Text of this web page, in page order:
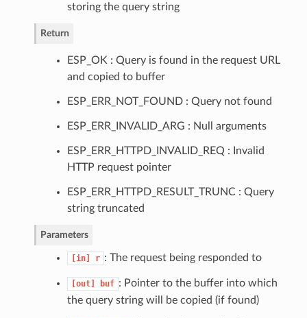
storing the query string
Return
ESP_OK : Query is found in the request URL
and copied to buffer
ESP_ERR_NOT_FOUND : Query not found
ESP_ERR_INVALID_ARG : Null arguments
ESP_ERR_HTTPD_INVALID_REQ : Invalid
HTTP request pointer
ESP_ERR_HTTPD_RESULT_TRUNC : Query
string truncated
Parameters
[in] r : The request being responded to
[out] buf : Pointer to the buffer into which
the query string will be copied (if found)